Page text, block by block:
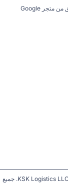
قم بتحميل التطبيق من متجر Google
حقوق الطبع والنشر © 2026 Boxit4me. علامة تجارية لشركة KSK Logistics LLC. جميع